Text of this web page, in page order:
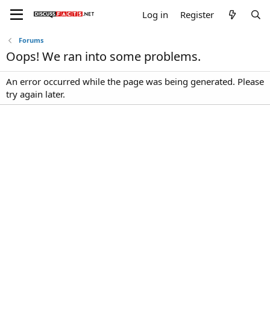
Log in Register
Forums
Oops! We ran into some problems.
An error occurred while the page was being generated. Please
try again later.